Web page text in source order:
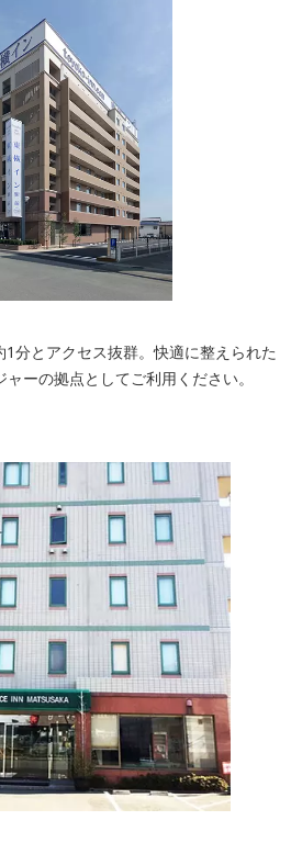
1分とアクセス抜群。快適に整えられた
ーの拠点としてご利用ください。